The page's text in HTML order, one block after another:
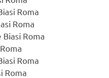
Roma
Roma
Roma
Roma
Roma